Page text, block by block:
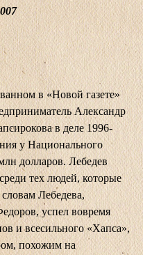
в «Новой газете»
Александр
в деле 1996-
у Национального
долларов. Лебедев
тех людей, которые
Лебедева,
успел вовремя
и всесильного «Хапса»,
похожим на